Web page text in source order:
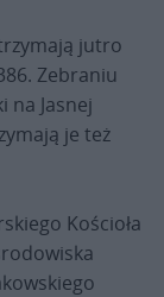
jutro
Zebraniu
na Jasnej
je też
Kościoła